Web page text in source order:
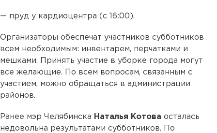
— пруд у кардиоцентра (с 16:00).
Организаторы обеспечат участников субботников
всем необходимым: инвентарем, перчатками и
мешками. Принять участие в уборке города могут
все желающие. По всем вопросам, связанным с
участием, можно обращаться в администрации
районов.
Ранее мэр Челябинска Наталья Котова осталась
недовольна результатами субботников. По